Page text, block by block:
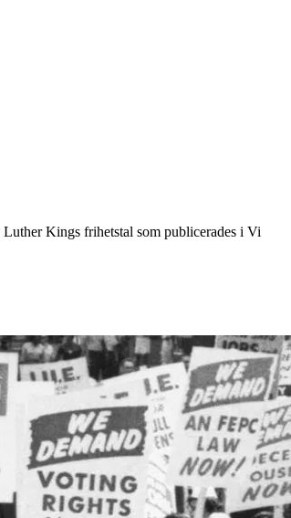
Kings frihetstal som publicerades i Vi